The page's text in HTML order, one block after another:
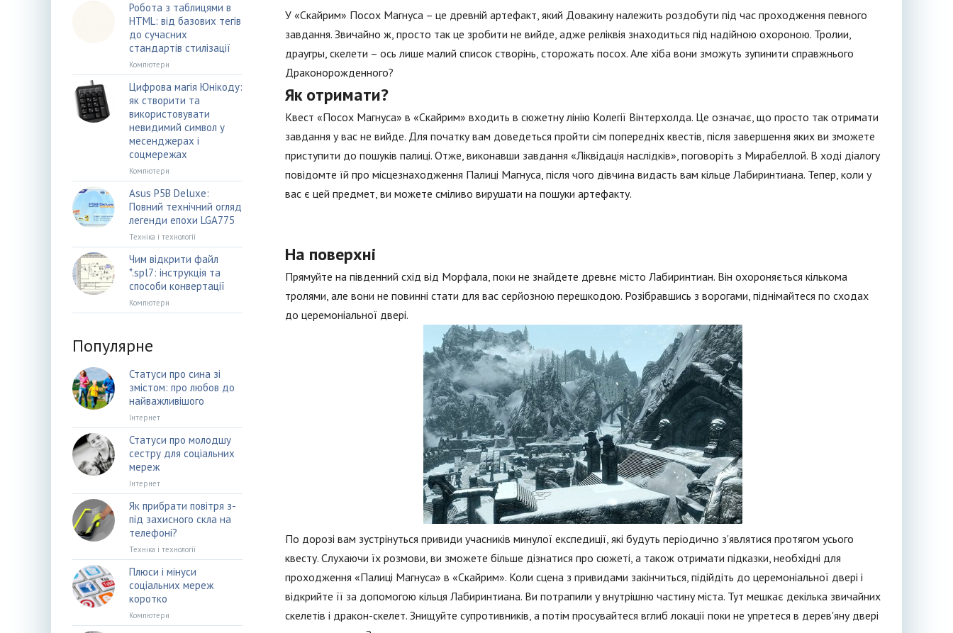
У «Скайрим» Посох Магнуса – це древній артефакт, який Довакину належить роздобути під час проходження певного
завдання. Звичайно ж, просто так це зробити не вийде, адже реліквія знаходиться під надійною охороною. Тролии,
драугры, скелети – ось лише малий список створінь, сторожать посох. Але хіба вони зможуть зупинити справжнього
Драконорожденного?
Як отримати?
Квест «Посох Магнуса» в «Скайрим» входить в сюжетну лінію Колегії Вінтерхолда. Це означає, що просто так отримати
завдання у вас не вийде. Для початку вам доведеться пройти сім попередніх квестів, після завершення яких ви зможете
приступити до пошуків палиці. Отже, виконавши завдання «Ліквідація наслідків», поговоріть з Мирабеллой. В ході діалогу
повідомте їй про місцезнаходження Палиці Магнуса, після чого дівчина видасть вам кільце Лабиринтиана. Тепер, коли у
вас є цей предмет, ви можете сміливо вирушати на пошуки артефакту.
На поверхні
Прямуйте на південний схід від Морфала, поки не знайдете древнє місто Лабиринтиан. Він охороняється кількома
тролями, але вони не повинні стати для вас серйозною перешкодою. Розібравшись з ворогами, піднімайтеся по сходах
до церемоніальної двері.
По дорозі вам зустрінуться привиди учасників минулої експедиції, які будуть періодично з'являтися протягом усього
квесту. Слухаючи їх розмови, ви зможете більше дізнатися про сюжеті, а також отримати підказки, необхідні для
проходження «Палиці Магнуса» в «Скайрим». Коли сцена з привидами закінчиться, підійдіть до церемоніальної двері і
відкрийте її за допомогою кільця Лабиринтиана. Ви потрапили у внутрішню частину міста. Тут мешкає декілька звичайних
скелетів і дракон-скелет. Знищуйте супротивників, а потім просувайтеся вглиб локації поки не упретеся в дерев'яну двері
Робота з таблицями в
HTML: від базових тегів
до сучасних
стандартів стилізації
Компютери
Цифрова магія Юнікоду:
як створити та
використовувати
невидимий символ у
месенджерах і
соцмережах
Компютери
Asus P5B Deluxe:
Повний технічний огляд
легенди епохи LGA775
Техніка і технології
Чим відкрити файл
*.spl7: інструкція та
способи конвертації
Компютери
Популярне
Статуси про сина зі
змістом: про любов до
найважливішого
Інтернет
Статуси про молодшу
сестру для соціальних
мереж
Інтернет
Як прибрати повітря з-
під захисного скла на
телефоні?
Техніка і технології
Плюси і мінуси
соціальних мереж
коротко
Компютери